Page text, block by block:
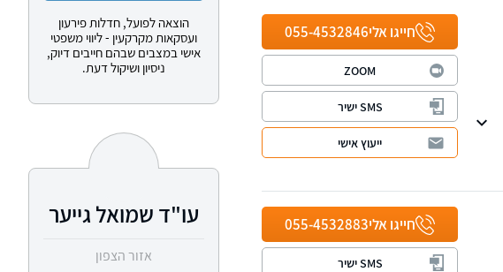
חייגו אלי055-4532846
ZOOM
SMS ישיר
ייעוץ אישי
חייגו אלי055-4532883
SMS ישיר
הוצאה לפועל, חדלות פירעון
ועסקאות מקרקעין - ליווי משפטי
אישי במצבים שבהם חייבים דיוק,
ניסיון ושיקול דעת.
עו"ד שמואל גייער
אזור הצפון